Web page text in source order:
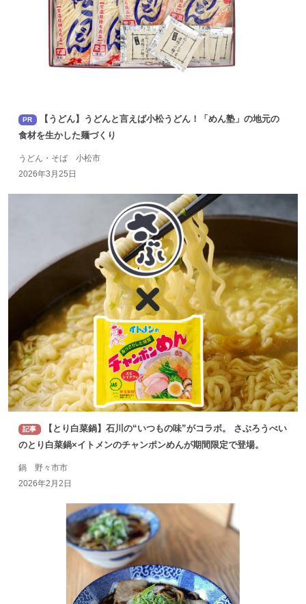
PR
【うどん】うどんと言えば小松うどん！「めん塾」の地元の
食材を生かした麺づくり
うどん・そば 小松市
2026年3月25日
記事
【とり白菜鍋】石川の“いつもの味”がコラボ。 さぶろうべい
のとり白菜鍋×イトメンのチャンポンめんが期間限定で登場。
鍋 野々市市
2026年2月2日